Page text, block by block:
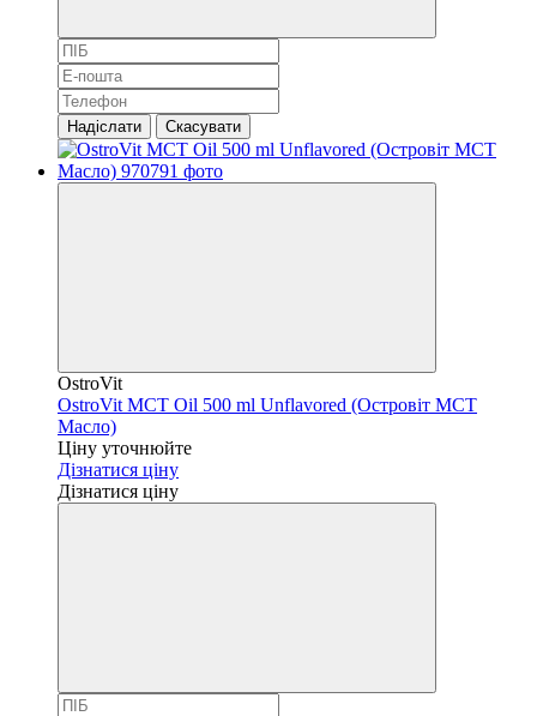
Надіслати Скасувати
OstroVit
OstroVit MCT Oil 500 ml Unflavored (Островіт MCT
Масло)
Ціну уточнюйте
Дізнатися ціну
Дізнатися ціну